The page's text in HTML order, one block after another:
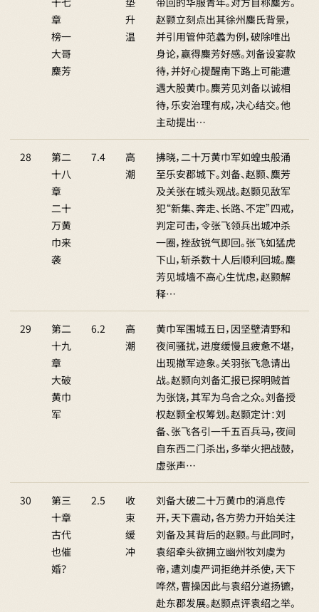
章
榜一
大哥
麋芳
升
温
赵颢立刻点出其徐州麋氏背景，
并引用管仲范蠡为例，破除唯出
身论，赢得麋芳好感。刘备设宴款
待，并好心提醒南下路上可能遭
遇大股黄巾。麋芳见刘备以诚相
待，乐安治理有成，决心结交。他
主动提出…
28
第二
十八
章
二十
万黄
巾来
袭
7.4
高
潮
拂晓，二十万黄巾军如蝗虫般涌
至乐安郡城下。刘备、赵颢、麋芳
及关张在城头观战。赵颢见敌军
犯“新集、奔走、长路、不定”四戒，
判定可击，令张飞领兵出城冲杀
一圈，挫敌锐气即回。张飞如猛虎
下山，斩杀数十人后顺利回城。麋
芳见城墙不高心生忧虑，赵颢解
释…
29
第二
十九
章
大破
黄巾
军
6.2
高
潮
黄巾军围城五日，因坚壁清野和
夜间骚扰，进度缓慢且疲惫不堪，
出现撤军迹象。关羽张飞急请出
战。赵颢向刘备汇报已探明贼首
为张饶，其军为乌合之众。刘备授
权赵颢全权筹划。赵颢定计：刘
备、张飞各引一千五百兵马，夜间
自东西二门杀出，多举火把战鼓，
虚张声…
30
第三
十章
古代
也催
婚？
2.5
收
束
缓
冲
刘备大破二十万黄巾的消息传
开，天下震动，各方势力开始关注
刘备及其背后的赵颢。与此同时，
袁绍牵头欲拥立幽州牧刘虞为
帝，遭刘虞严词拒绝并杀使，天下
哗然，曹操因此与袁绍分道扬镳，
赴东郡发展。赵颢点评袁绍之举。